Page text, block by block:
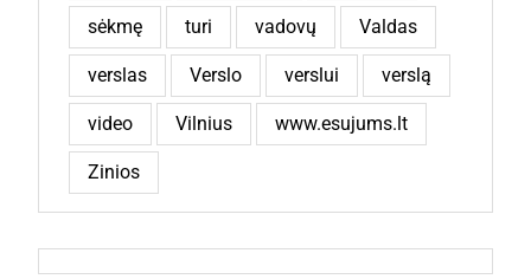
sėkmę turi vadovų Valdas
verslas Verslo verslui verslą
video Vilnius www.esujums.lt
Zinios